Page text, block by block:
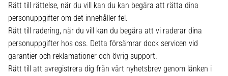
Rätt till rättelse, när du vill kan du kan begära att rätta dina
personuppgifter om det innehåller fel.
Rätt till radering, när du vill kan du begära att vi raderar dina
personuppgifter hos oss. Detta försämrar dock servicen vid
garantier och reklamationer och övrig support.
Rätt till att avregistrera dig från vårt nyhetsbrev genom länken i